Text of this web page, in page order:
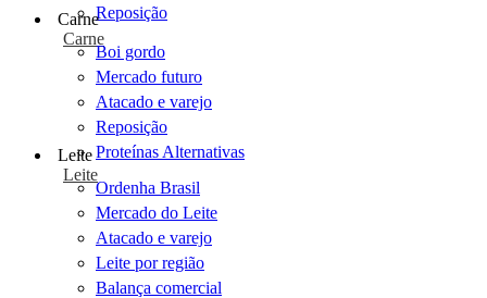
Reposição
Carne
Carne
Boi gordo
Mercado futuro
Atacado e varejo
Reposição
Proteínas Alternativas
Leite
Leite
Ordenha Brasil
Mercado do Leite
Atacado e varejo
Leite por região
Balança comercial